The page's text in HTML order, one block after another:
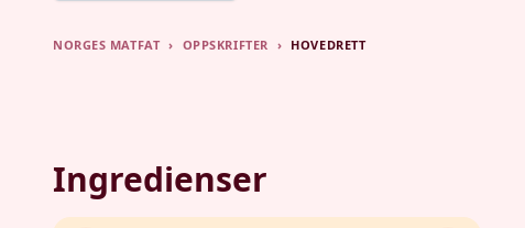
NORGES MATFAT › OPPSKRIFTER › HOVEDRETT
Ingredienser